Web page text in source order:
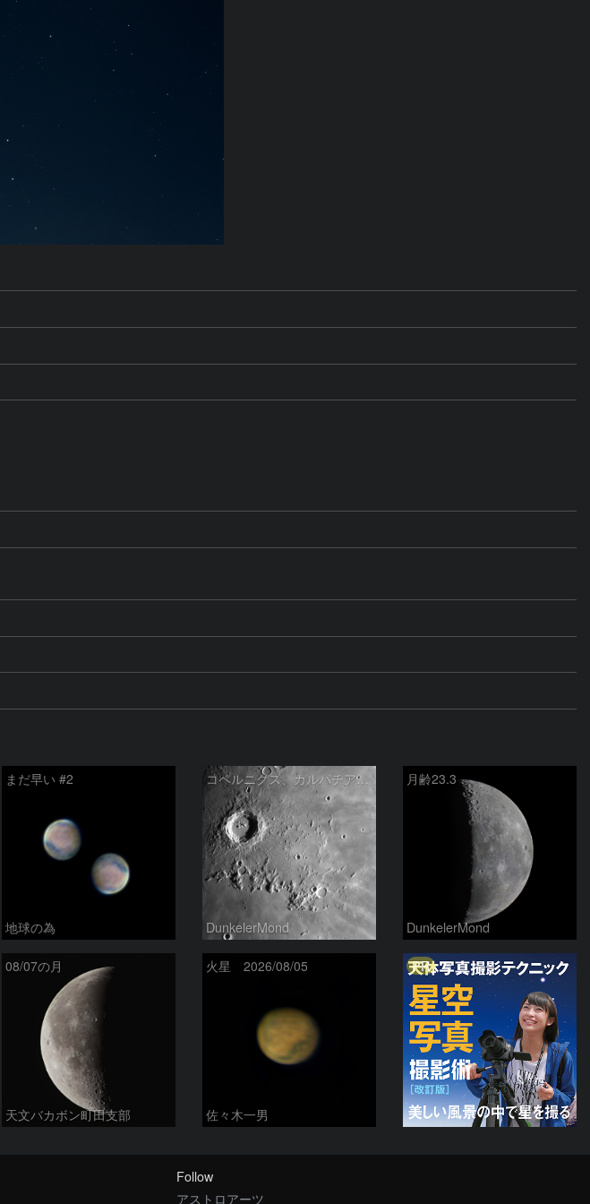
まだ早い #2
地球の為
コペルニクス、カルパチア山脈付近
DunkelerMond
月齢23.3
DunkelerMond
08/07の月
天文バカボン町田支部
火星 2026/08/05
佐々木一男
PR
Follow
アストロアーツ